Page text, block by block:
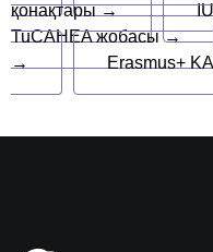
қонақтары →
TuCAHEA жобасы →
→
Erasmus+